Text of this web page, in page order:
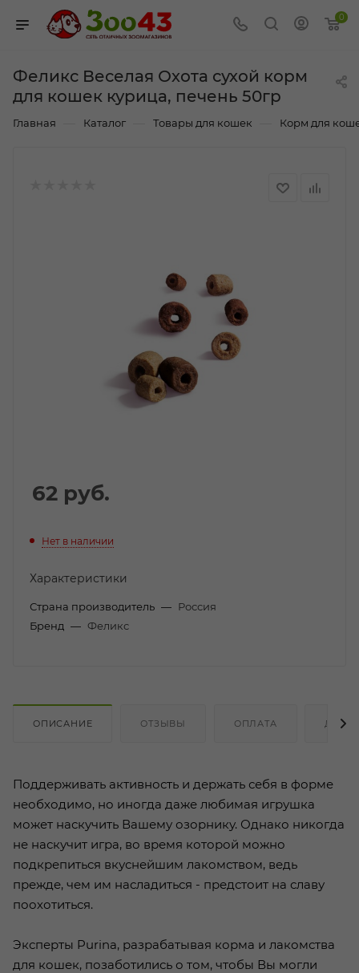
0
Феликс Веселая Охота сухой корм
для кошек курица, печень 50гр
Главная Каталог Товары для кошек Корм для
62 руб.
Нет в наличии
Характеристики
Страна производитель — Россия
Бренд — Феликс
ОПИСАНИЕ ОТЗЫВЫ ОПЛАТА
Поддерживать активность и держать себя в форме
необходимо, но иногда даже любимая игрушка
может наскучить Вашему озорнику. Однако никогда
не наскучит игра, во время которой можно
подкрепиться вкуснейшим лакомством, ведь
прежде, чем им насладиться - предстоит на славу
поохотиться.
Эксперты Purina, разрабатывая корма и лакомства
для кошек, позаботились о том, чтобы Вы могли